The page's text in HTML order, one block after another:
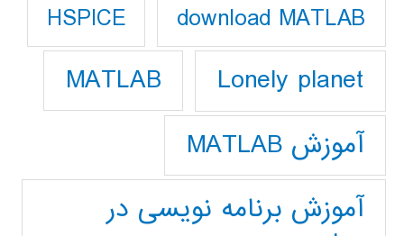
download MATLAB
HSPICE
Lonely planet
MATLAB
آموزش MATLAB
آموزش برنامه نویسی در